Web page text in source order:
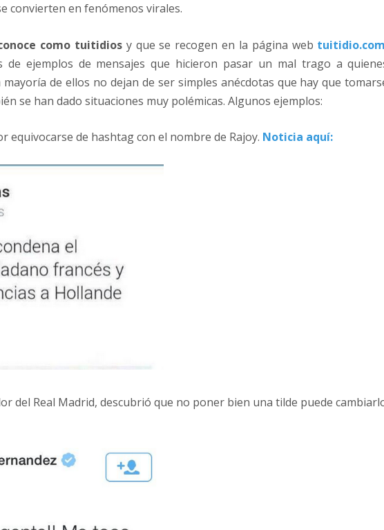
convierten en fenómenos virales.
como tuitidiosy que se recogen en la página web
de ejemplos de mensajes que hicieron pasar un mal trago a
de ellos no dejan de ser simples anécdotas que hay que
se han dado situaciones muy polémicas. Algunos ejemplos:
equivocarse de hashtag con el nombre de Rajoy. Noticia aquí:
del Real Madrid, descubrió que no poner bien una tilde puede